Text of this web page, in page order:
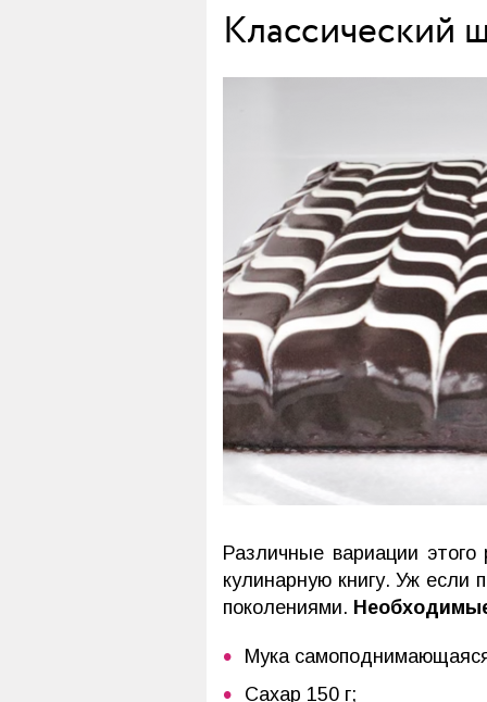
Классический
Различные вариации
кулинарную книгу. Уж если
поколениями.
Мука
Сахар 150 г;